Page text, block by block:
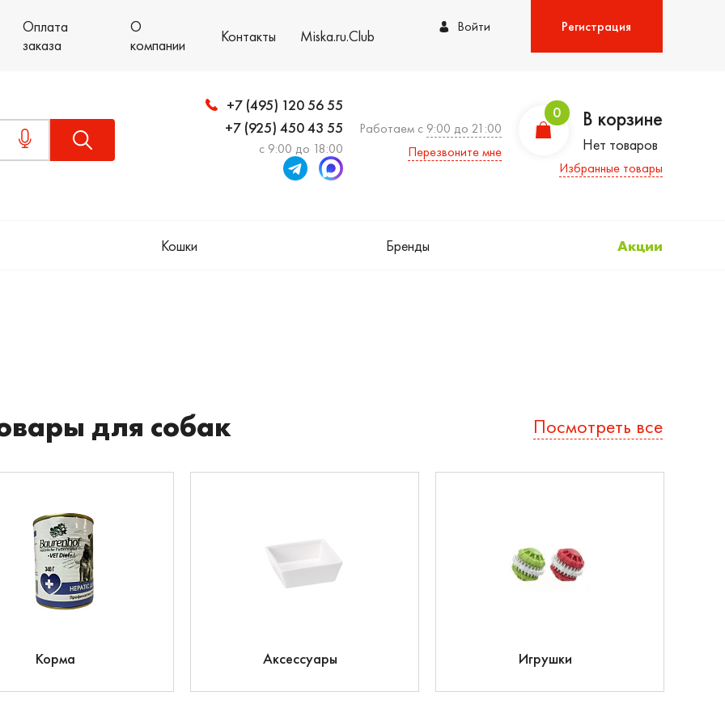
Оплата
заказа
О
компании
Контакты Miska.ru.Club Войти Регистрация
+7 (495) 120 56 55
+7 (925) 450 43 55
с 9:00 до 18:00
Работаем с 9:00 до 21:00
Перезвоните мне
0 В корзине
Нет товаров
Избранные товары
Кошки Бренды Акции
для собак Посмотреть все
Корма Аксессуары Игрушки